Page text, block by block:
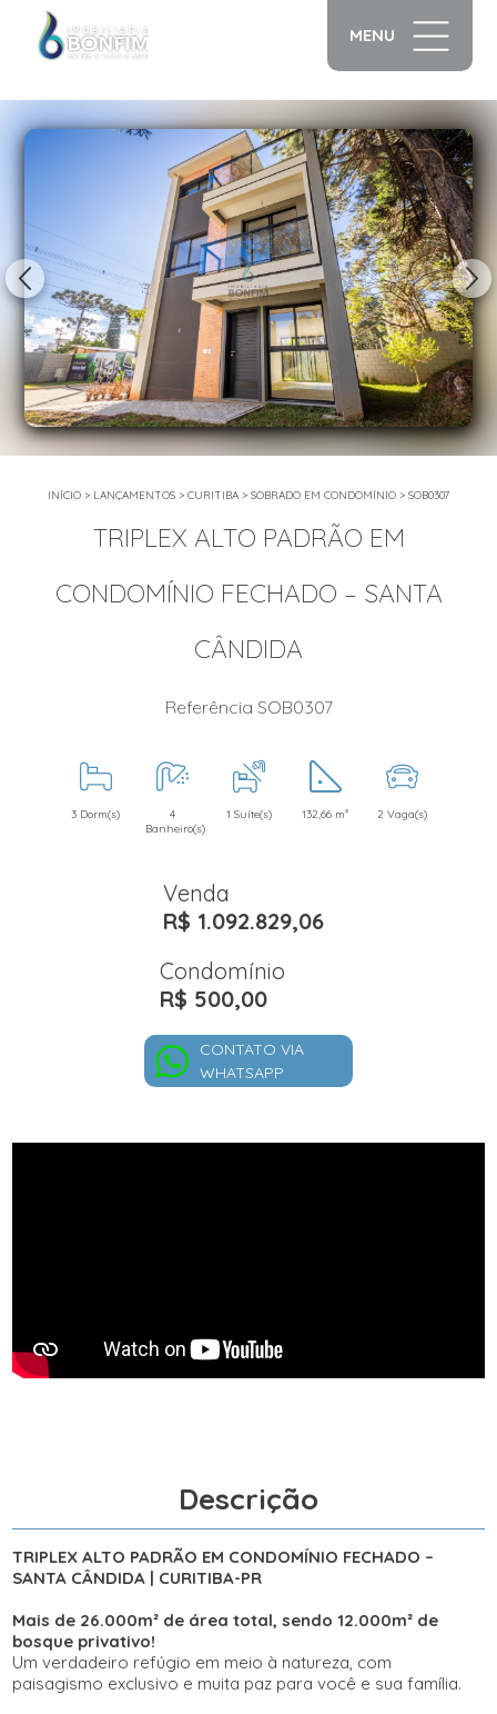
MENU
INÍCIO > LANÇAMENTOS > CURITIBA > SOBRADO EM CONDOMÍNIO > SOB0307
TRIPLEX ALTO PADRÃO EM
CONDOMÍNIO FECHADO – SANTA
CÂNDIDA
Referência SOB0307
3 Dorm(s)
4
Banheiro(s)
1 Suíte(s) 132,66 m² 2 Vaga(s)
Venda
R$ 1.092.829,06
Condomínio
R$ 500,00
CONTATO VIA
WHATSAPP
Descrição
TRIPLEX ALTO PADRÃO EM CONDOMÍNIO FECHADO –
SANTA CÂNDIDA | CURITIBA-PR
Mais de 26.000m² de área total, sendo 12.000m² de
bosque privativo!
Um verdadeiro refúgio em meio à natureza, com
paisagismo exclusivo e muita paz para você e sua família.